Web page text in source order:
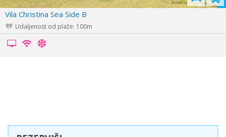
pripremi
Vila Viki
Udaljenost od plaže: 350m